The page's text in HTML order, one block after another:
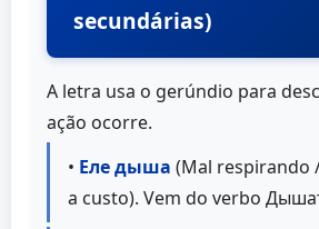
secundárias)
A letra usa o gerúndio para
ação ocorre.
• Еле дыша (Mal respirando
a custo). Vem do verbo